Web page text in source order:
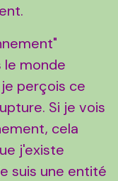
le monde
perçois ce
Si je vois
cela
j'existe
suis une entité